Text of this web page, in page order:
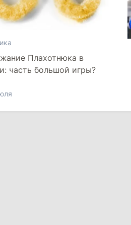
Плахотнюка в
часть большой игры?